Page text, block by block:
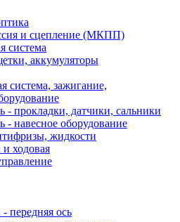
и сцепление (МКПП)
система
аккумуляторы
система, зажигание,
- прокладки, датчики, сальники
- навесное оборудование
жидкости
ходовая
передняя ось